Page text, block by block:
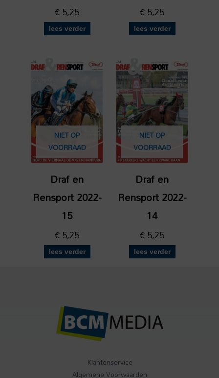
€5,25
lees verder
€5,25
lees verder
NIET OP
VOORRAAD
Draf en
Rensport 2022-
15
€5,25
lees verder
NIET OP
VOORRAAD
Draf en
Rensport 2022-
14
€5,25
lees verder
Klantenservice
Algemene Voorwaarden